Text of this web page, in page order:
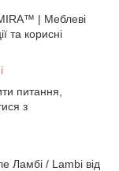
| Меблеві
та корисні
питання,
з
Ламбі / Lambi від